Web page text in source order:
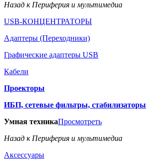
Назад к Периферия и мультимедиа
USB-КОНЦЕНТРАТОРЫ
Адаптеры (Переходники)
Графические адаптеры USB
Кабели
Проекторы
ИБП, сетевые фильтры, стабилизаторы
Умная техникаПросмотреть
Назад к Периферия и мультимедиа
Аксессуары